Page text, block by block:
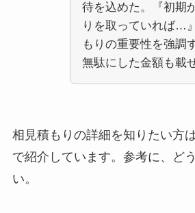
待を込めた。『初期
りを取っていれば…
もりの重要性を強調
無駄にした金額も載
相見積もりの詳細を知りたい方
で紹介しています。参考に、ど
い。